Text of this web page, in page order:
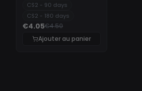
CS2 - 90 days
CS2 - 180 days
€4.05€4.50
Ajouter au panier